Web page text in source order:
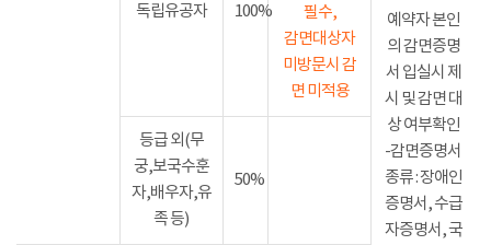
필수,
감면대상자
미방문시 감
면 미적용
예약자 본인
의 감면증명
서 입실시 제
시 및 감면 대
상 여부확인
-감면증명서
종류 : 장애인
증명서, 수급
자증명서, 국
독립유공자 100%
등급 외(무
궁,보국수훈
자,배우자,유
족 등)
50%